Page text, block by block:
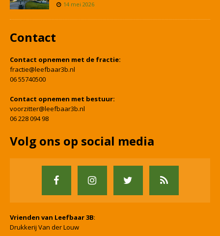
14 mei 2026
Contact
Contact opnemen met de fractie:
fractie@leefbaar3b.nl
06 55740500
Contact opnemen met bestuur:
voorzitter@leefbaar3b.nl
06 228 094 98
Volg ons op social media
Vrienden van Leefbaar 3B:
Drukkerij Van der Louw